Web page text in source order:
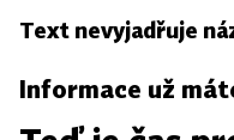
Text nevyjadřuje
Informace už